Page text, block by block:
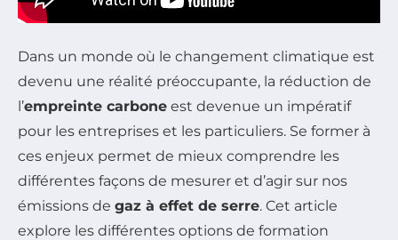
Dans un monde où le changement climatique est
devenu une réalité préoccupante, la réduction de
l’empreinte carbone est devenue un impératif
pour les entreprises et les particuliers. Se former à
ces enjeux permet de mieux comprendre les
différentes façons de mesurer et d’agir sur nos
émissions de gaz à effet de serre. Cet article
explore les différentes options de formation